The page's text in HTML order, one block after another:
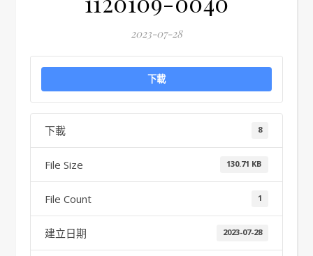
2023-07-28
下載
下載 8
File Size 130.71 KB
File Count 1
建立日期 2023-07-28